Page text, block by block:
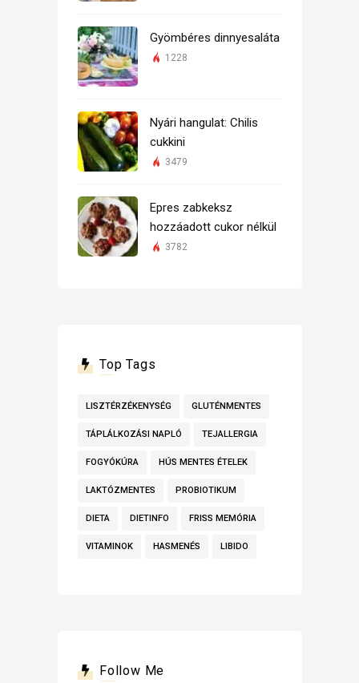
Gyömbéres dinnyesaláta
1228
Nyári hangulat: Chilis
cukkini
3479
Epres zabkeksz
hozzáadott cukor nélkül
3782
Top Tags
LISZTÉRZÉKENYSÉG GLUTÉNMENTES
TÁPLÁLKOZÁSI NAPLÓ TEJALLERGIA
FOGYÓKÚRA HÚS MENTES ÉTELEK
LAKTÓZMENTES PROBIOTIKUM
DIETA DIETINFO FRISS MEMÓRIA
VITAMINOK HASMENÉS LIBIDO
Follow Me